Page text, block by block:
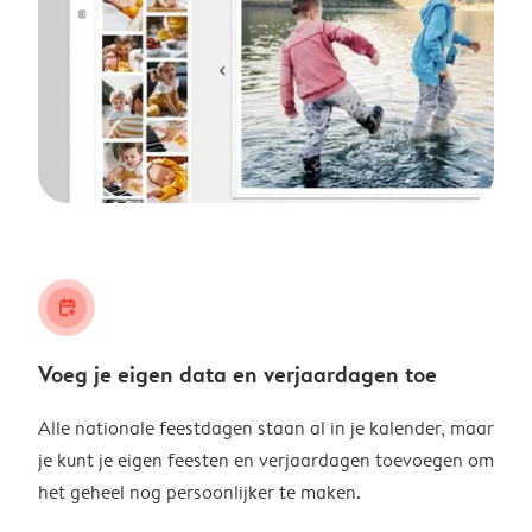
calendar_plus
Voeg je eigen data en verjaardagen toe
Alle nationale feestdagen staan al in je kalender, maar
je kunt je eigen feesten en verjaardagen toevoegen om
het geheel nog persoonlijker te maken.